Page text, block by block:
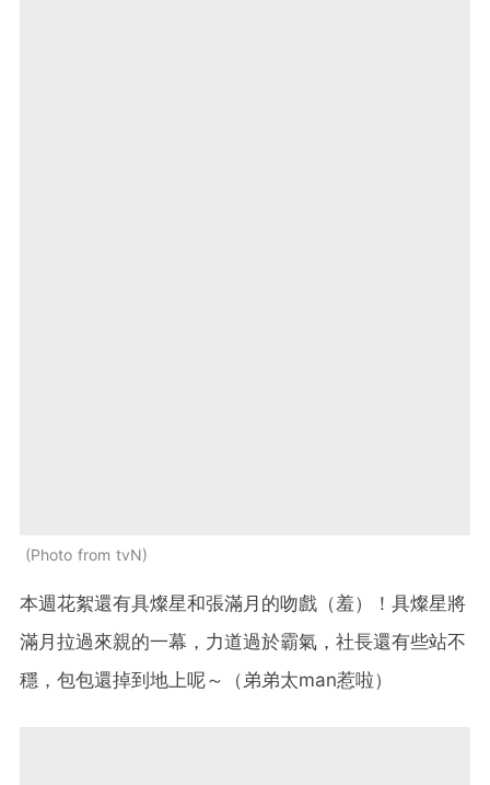
Photo from tvN
本週花絮還有具燦星和張滿月的吻戲（羞）！具燦星將
滿月拉過來親的一幕，力道過於霸氣，社長還有些站不
穩，包包還掉到地上呢～（弟弟太man惹啦）